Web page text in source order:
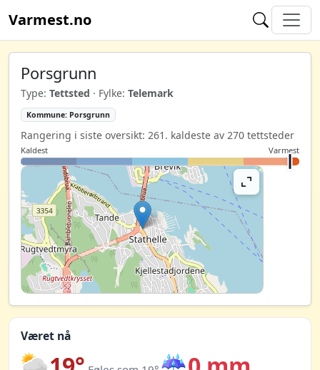
Varmest.no
Porsgrunn
Type: Tettsted · Fylke: Telemark
Kommune: Porsgrunn
Rangering i siste oversikt: 261. kaldeste av 270 tettsteder
Kaldest Varmest
Været nå